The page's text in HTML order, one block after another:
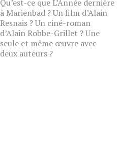
Qu’est-ce que L’Année dernière
à Marienbad ? Un film d’Alain
Resnais ? Un ciné-roman
d’Alain Robbe-Grillet ? Une
seule et même œuvre avec
deux auteurs ?